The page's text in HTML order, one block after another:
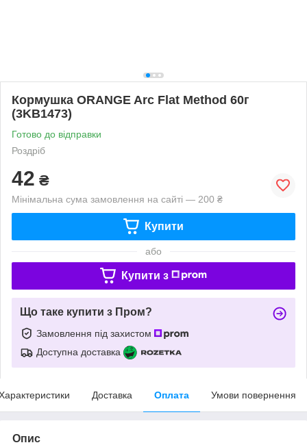
Кормушка ORANGE Arc Flat Method 60г
(3KB1473)
Готово до відправки
Роздріб
42 ₴
Мінімальна сума замовлення на сайті — 200 ₴
Купити
або
Купити з
Що таке купити з Пром?
Замовлення під захистом
Доступна доставка
Доставка Оплата Умови повернення
Опис